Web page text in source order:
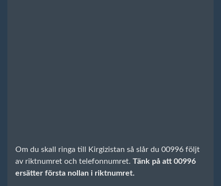
Om du skall ringa till Kirgizistan så slår du 00996 följt
av riktnumret och telefonnumret. Tänk på att 00996
ersätter första nollan i riktnumret.